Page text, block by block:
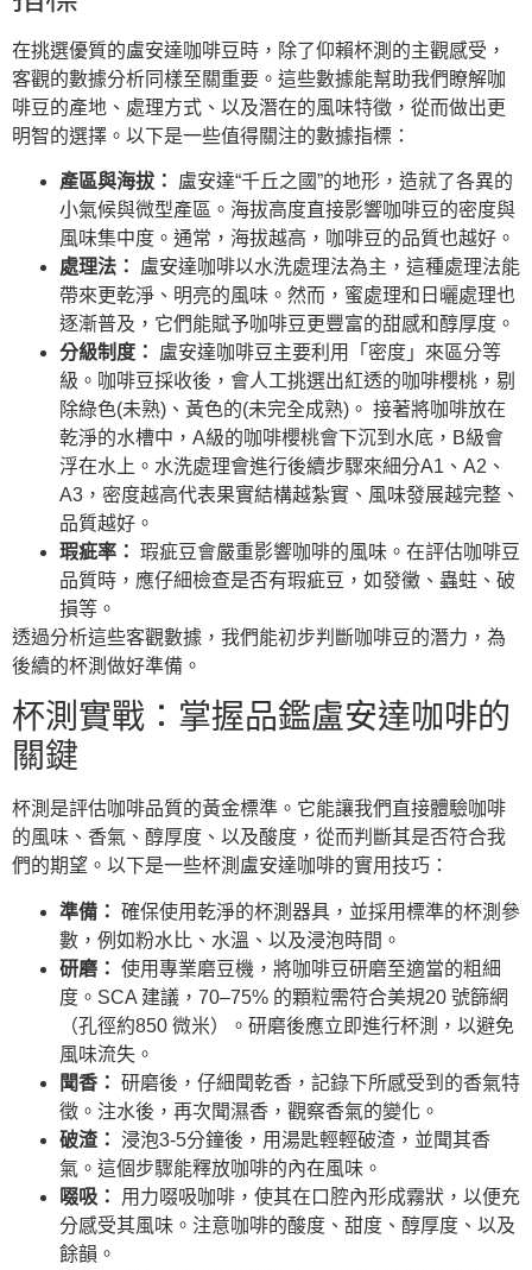
在挑選優質的盧安達咖啡豆時，除了仰賴杯測的主觀感受，
客觀的數據分析同樣至關重要。這些數據能幫助我們瞭解咖
啡豆的產地、處理方式、以及潛在的風味特徵，從而做出更
明智的選擇。以下是一些值得關注的數據指標：
產區與海拔：
盧安達“千丘之國”的地形，造就了各異的
小氣候與微型產區。海拔高度直接影響咖啡豆的密度與
風味集中度。通常，海拔越高，咖啡豆的品質也越好。
處理法：
盧安達咖啡以水洗處理法為主，這種處理法能
帶來更乾淨、明亮的風味。然而，蜜處理和日曬處理也
逐漸普及，它們能賦予咖啡豆更豐富的甜感和醇厚度。
分級制度：
盧安達咖啡豆主要利用「密度」來區分等
級。咖啡豆採收後，會人工挑選出紅透的咖啡櫻桃，剔
除綠色(未熟)、黃色的(未完全成熟)。 接著將咖啡放在
乾淨的水槽中，A級的咖啡櫻桃會下沉到水底，B級會
浮在水上。水洗處理會進行後續步驟來細分A1、A2、
A3，密度越高代表果實結構越紮實、風味發展越完整、
品質越好。
瑕疵率： 瑕疵豆會嚴重影響咖啡的風味。在評估咖啡豆
品質時，應仔細檢查是否有瑕疵豆，如發黴、蟲蛀、破
損等。
透過分析這些客觀數據，我們能初步判斷咖啡豆的潛力，為
後續的杯測做好準備。
杯測實戰：掌握品鑑盧安達咖啡的
關鍵
杯測是評估咖啡品質的黃金標準。它能讓我們直接體驗咖啡
的風味、香氣、醇厚度、以及酸度，從而判斷其是否符合我
們的期望。以下是一些杯測盧安達咖啡的實用技巧：
準備： 確保使用乾淨的杯測器具，並採用標準的杯測參
數，例如粉水比、水溫、以及浸泡時間。
研磨： 使用專業磨豆機，將咖啡豆研磨至適當的粗細
度。SCA 建議，70–75% 的顆粒需符合美規20 號篩網
（孔徑約850 微米）。研磨後應立即進行杯測，以避免
風味流失。
聞香： 研磨後，仔細聞乾香，記錄下所感受到的香氣特
徵。注水後，再次聞濕香，觀察香氣的變化。
破渣： 浸泡3-5分鐘後，用湯匙輕輕破渣，並聞其香
氣。這個步驟能釋放咖啡的內在風味。
啜吸：
用力啜吸咖啡，使其在口腔內形成霧狀，以便充
分感受其風味。注意咖啡的酸度、甜度、醇厚度、以及
餘韻。